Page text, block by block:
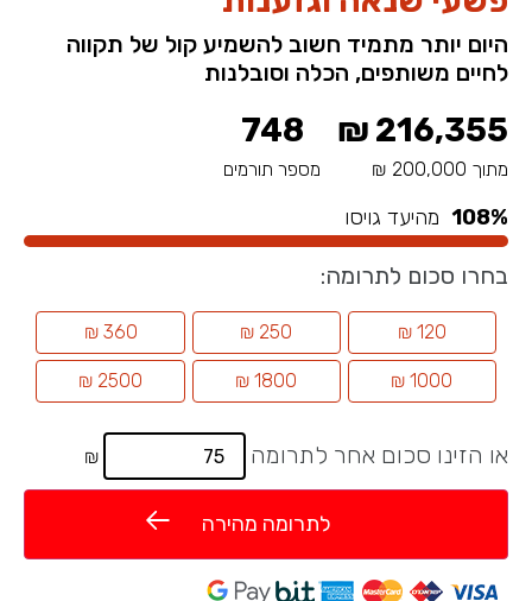
היום יותר מתמיד חשוב להשמיע קול של תקווה
לחיים משותפים, הכלה וסובלנות
₪ 216,355
מתוך ₪ 200,000
748
מספר תורמים
108% מהיעד גויסו
בחרו סכום לתרומה:
120 ₪
250 ₪
360 ₪
1000 ₪
1800 ₪
2500 ₪
או הזינו סכום אחר לתרומה ₪
לתרומה מהירה